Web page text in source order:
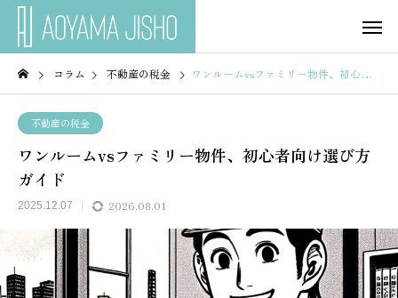
コラム 不動産の税金 ワンルームvsファミリー物件、初心者向け選び方ガイド
不動産の税金
ワンルームvsファミリー物件、初心者向け選び方
ガイド
2025.12.07 2026.08.01